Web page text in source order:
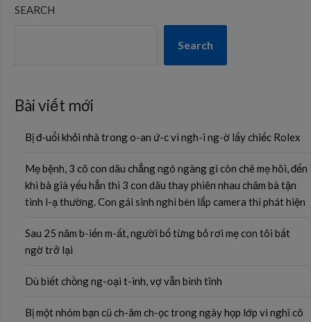
SEARCH
Search
Bài viết mới
Bị đ-uổi khỏi nhà trong o-an ứ-c vì ngh-i ng-ờ lấy chiếc Rolex
Mẹ bệnh, 3 cô con dâu chẳng ngó ngàng gì còn chê mẹ hôi, đến
khi bà già yếu hẳn thì 3 con dâu thay phiên nhau chăm bà tận
tình l-ạ thường. Con gái sinh nghi bèn lắp camera thì phát hiện
Sau 25 năm b-iến m-ất, người bố từng bỏ rơi mẹ con tôi bất
ngờ trở lại
Dù biết chồng ng-oại t-ình, vợ vẫn bình tĩnh
Bị một nhóm bạn cũ ch-âm ch-ọc trong ngày họp lớp vì nghĩ cô